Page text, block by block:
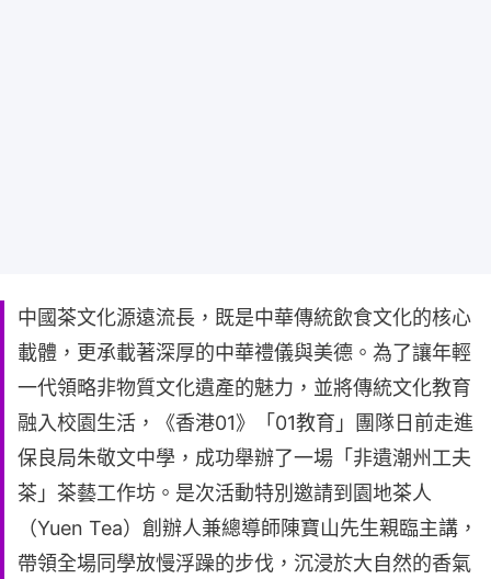
中國茶文化源遠流長，既是中華傳統飲食文化的核心
載體，更承載著深厚的中華禮儀與美德。為了讓年輕
一代領略非物質文化遺產的魅力，並將傳統文化教育
融入校園生活，《香港01》「01教育」團隊日前走進
保良局朱敬文中學，成功舉辦了一場「非遺潮州工夫
茶」茶藝工作坊。是次活動特別邀請到園地茶人
（Yuen Tea）創辦人兼總導師陳寶山先生親臨主講，
帶領全場同學放慢浮躁的步伐，沉浸於大自然的香氣